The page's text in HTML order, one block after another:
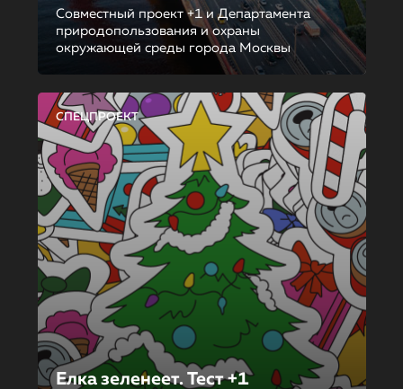
Совместный проект +1 и Департамента
природопользования и охраны
окружающей среды города Москвы
СПЕЦПРОЕКТ
Елка зеленеет. Тест +1